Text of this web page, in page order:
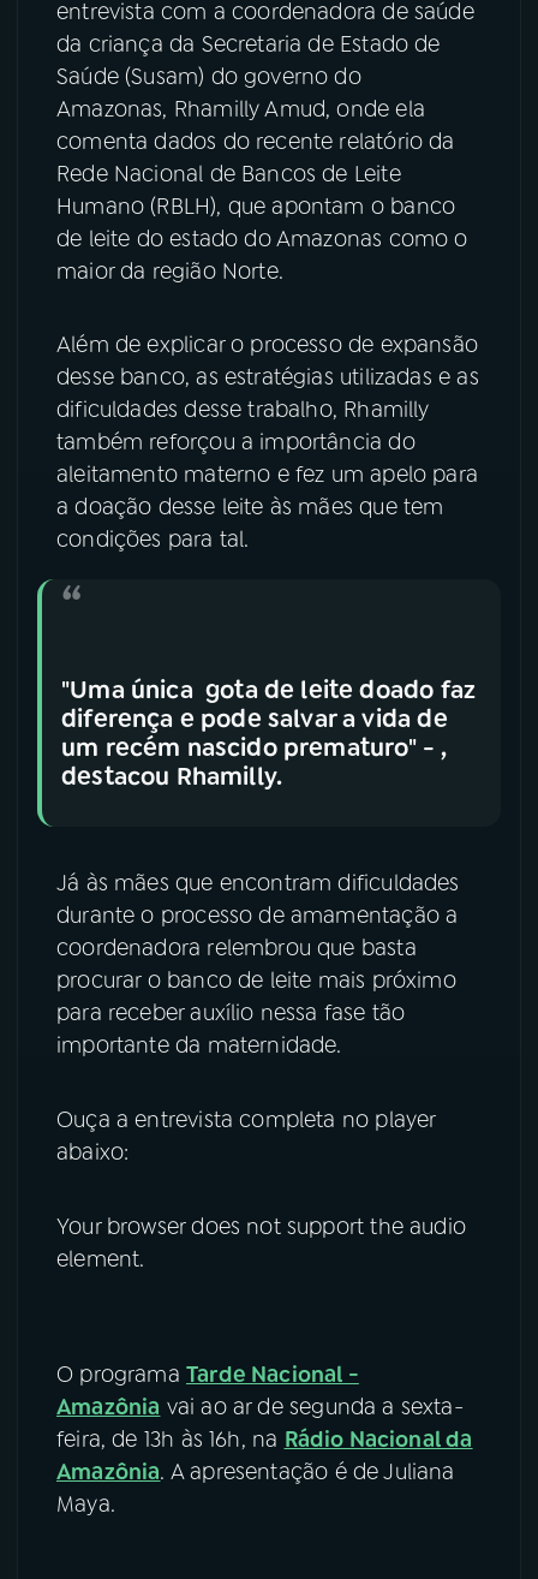
ACOMPANHE A RÁDIO NACIONAL
YouTube Facebook
Instagram X
TikTok
entrevista com a coordenadora de saúde
da criança da Secretaria de Estado de
Saúde (Susam) do governo do
Amazonas, Rhamilly Amud, onde ela
comenta dados do recente relatório da
Rede Nacional de Bancos de Leite
Humano (RBLH), que apontam o banco
de leite do estado do Amazonas como o
maior da região Norte.
Além de explicar o processo de expansão
desse banco, as estratégias utilizadas e as
dificuldades desse trabalho, Rhamilly
também reforçou a importância do
aleitamento materno e fez um apelo para
a doação desse leite às mães que tem
condições para tal.
"Uma única gota de leite doado faz
diferença e pode salvar a vida de
um recém nascido prematuro" - ,
destacou Rhamilly.
Já às mães que encontram dificuldades
durante o processo de amamentação a
coordenadora relembrou que basta
procurar o banco de leite mais próximo
para receber auxílio nessa fase tão
importante da maternidade.
Ouça a entrevista completa no player
abaixo:
Your browser does not support the audio
element.
O programa Tarde Nacional -
Amazônia vai ao ar de segunda a sexta-
feira, de 13h às 16h, na Rádio Nacional da
Amazônia. A apresentação é de Juliana
Maya.